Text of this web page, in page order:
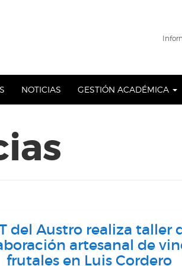
NOTICIAS GESTIÓN ACADÉMICA
del Austro realiza taller
artesanal de
frutales en Luis Cordero